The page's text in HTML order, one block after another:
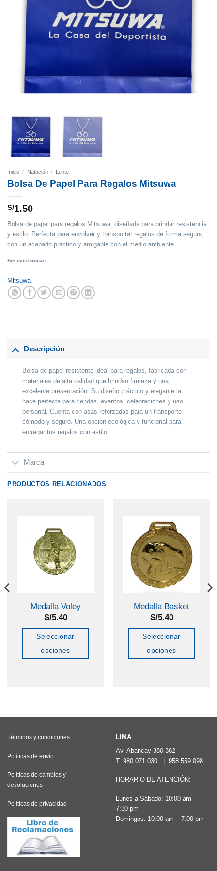
Inicio / Natación / Lente
Bolsa De Papel Para Regalos Mitsuwa
S/1.50
Bolsa de papel para regalos Mitsuwa, diseñada para brindar resistencia
y estilo. Perfecta para envolver y transportar regalos de forma segura,
con un acabado práctico y amigable con el medio ambiente.
Sin existencias
Mitsuwa
Descripción
Bolsa de papel resistente ideal para regalos, fabricada con
materiales de alta calidad que brindan firmeza y una
excelente presentación. Su diseño práctico y elegante la
hace perfecta para tiendas, eventos, celebraciones y uso
personal. Cuenta con asas reforzadas para un transporte
cómodo y seguro. Una opción ecológica y funcional para
entregar tus regalos con estilo.
Marca
PRODUCTOS RELACIONADOS
Medalla Voley
S/5.40
Seleccionar
opciones
variantes.
la
página
de
producto
Medalla Basket
S/5.40
Seleccionar
opciones
variantes.
se
elegir
en
página
Términos y condiciones
Políticas de envío
Políticas de cambios y
devoluciones
Políticas de privacidad
LIMA
Av. Abancay 380-382
T. 980 071 030 958 559 098
HORARIO DE ATENCIÓN:
Lunes a Sábado: 10:00 am –
7:30 pm
Domingos: 10:00 am – 7:00 pm